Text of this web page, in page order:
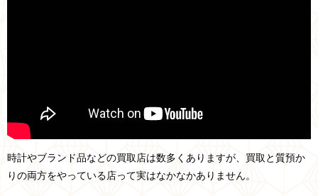
時計やブランド品などの買取店は数多くありますが、買取と質預か
りの両方をやっている店って実はなかなかありません。